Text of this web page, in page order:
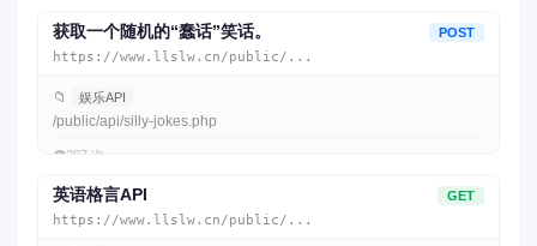
获取一个随机的“蠢话”笑话。 POST
https://www.llslw.cn/public/...
📁 娱乐API
/public/api/silly-jokes.php
👁️297 次
英语格言API GET
https://www.llslw.cn/public/...